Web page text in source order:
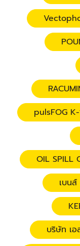
pulsFOG
OIL SPILL
เบนส์
บริษัท เ